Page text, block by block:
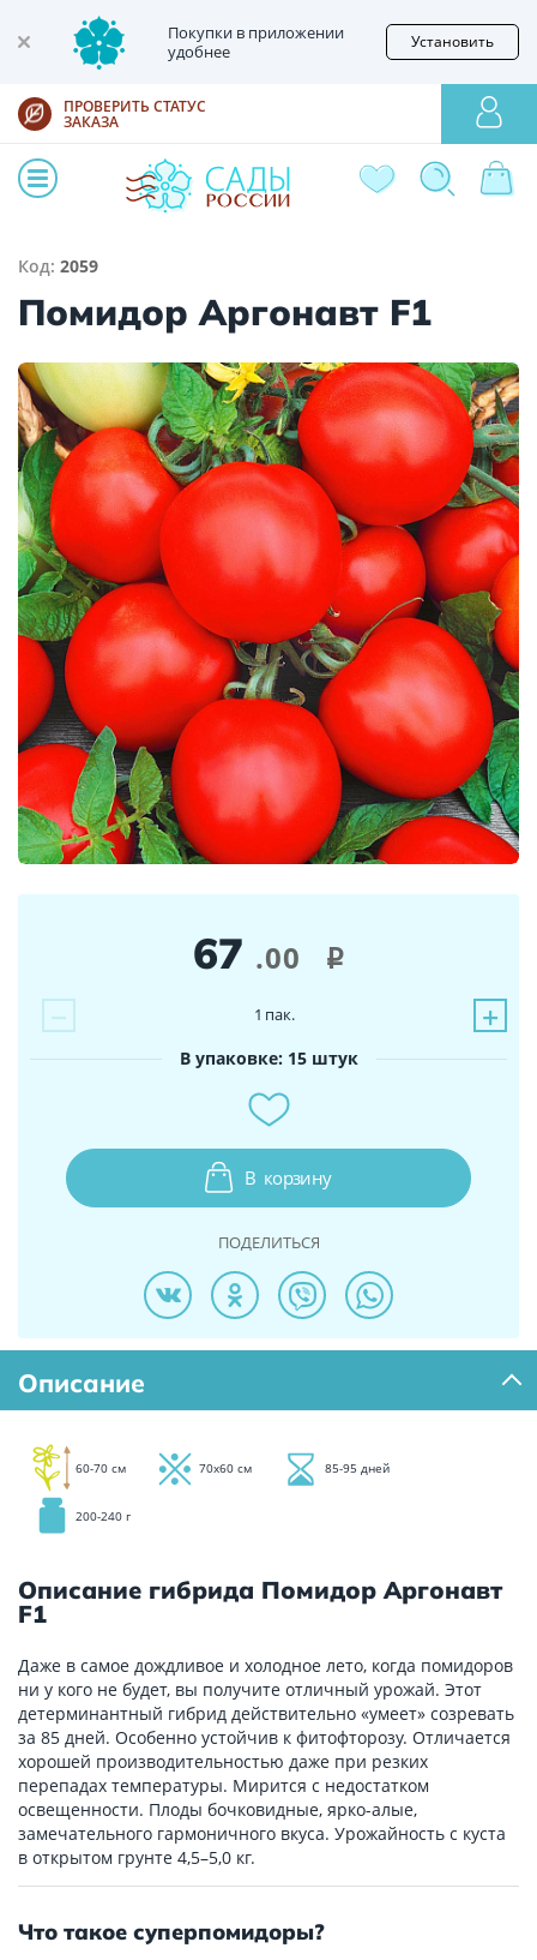
Покупки в приложении
удобнее
Установить
ПРОВЕРИТЬ СТАТУС
ЗАКАЗА
Код: 2059
Помидор Аргонавт F1
67 .00 i
− +
1 пак.
В упаковке: 15 штук
В корзину
ПОДЕЛИТЬСЯ
Описание
60-70 см 70х60 см 85-95 дней
200-240 г
Описание гибрида Помидор Аргонавт
F1
Даже в самое дождливое и холодное лето, когда помидоров
ни у кого не будет, вы получите отличный урожай. Этот
детерминантный гибрид действительно «умеет» созревать
за 85 дней. Особенно устойчив к фитофторозу. Отличается
хорошей производительностью даже при резких
перепадах температуры. Мирится с недостатком
освещенности. Плоды бочковидные, ярко-алые,
замечательного гармоничного вкуса. Урожайность с куста
в открытом грунте 4,5–5,0 кг.
Что такое суперпомидоры?